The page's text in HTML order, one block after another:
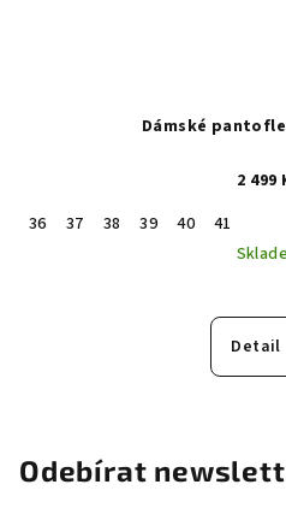
Dámské
2 499
36
37 38 39 40
41
Detail
Odebírat